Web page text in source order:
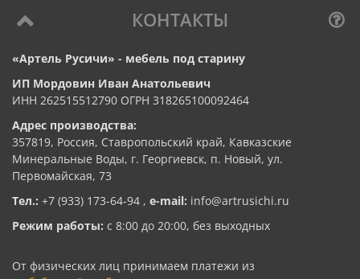
КОНТАКТЫ
«Артель Русичи» - мебель под старину
ИП Мордовин Иван Анатольевич
ИНН 262515512790 ОГРН 318265100092464
Адрес производства:
357819, Россия, Ставропольский край, Кавказские
Минеральные Воды, г. Георгиевск, п. Новый, ул.
Первомайская, 73
Тел.: +7 (933) 173-64-94 , e-mail: info@artrusichi.ru
Режим работы: с 8:00 до 20:00, без выходных
От физических лиц принимаем платежи из